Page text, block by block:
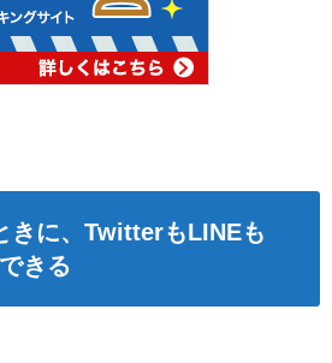
きに、TwitterもLINEも
きる